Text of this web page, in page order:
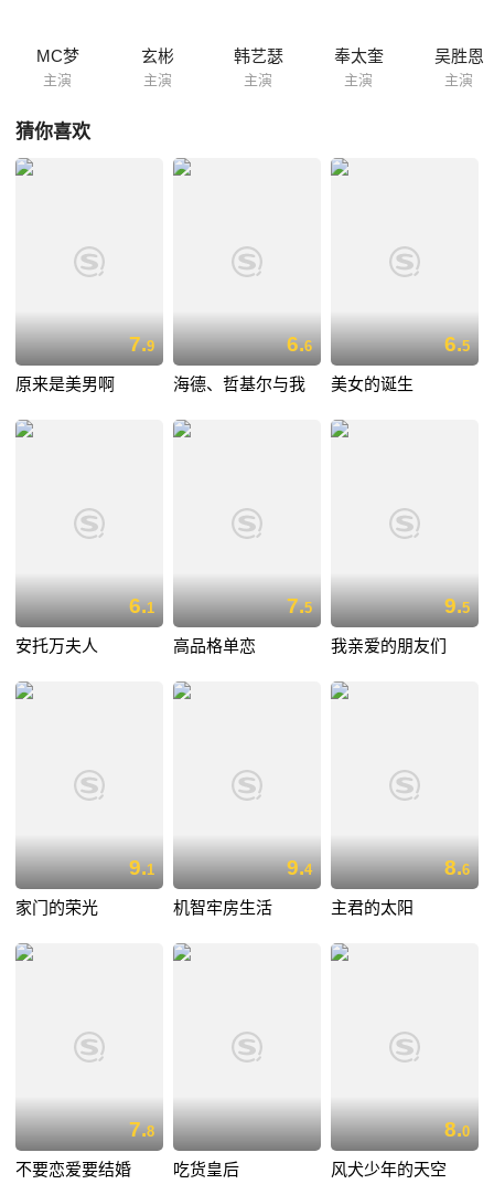
票房高涨，电影《晚秋》携手汤唯即将上映），韩艺瑟（《九尾狐外
传》）等。
MC梦
主演
玄彬
主演
韩艺瑟
主演
奉太奎
主演
吴胜恩
主演
猜你喜欢
7.9
原来是美男啊
6.6
海德、哲基尔与我
6.5
美女的诞生
6.1
安托万夫人
7.5
高品格单恋
9.5
我亲爱的朋友们
9.1
家门的荣光
9.4
机智牢房生活
8.6
主君的太阳
7.8
不要恋爱要结婚 吃货皇后
8.0
风犬少年的天空